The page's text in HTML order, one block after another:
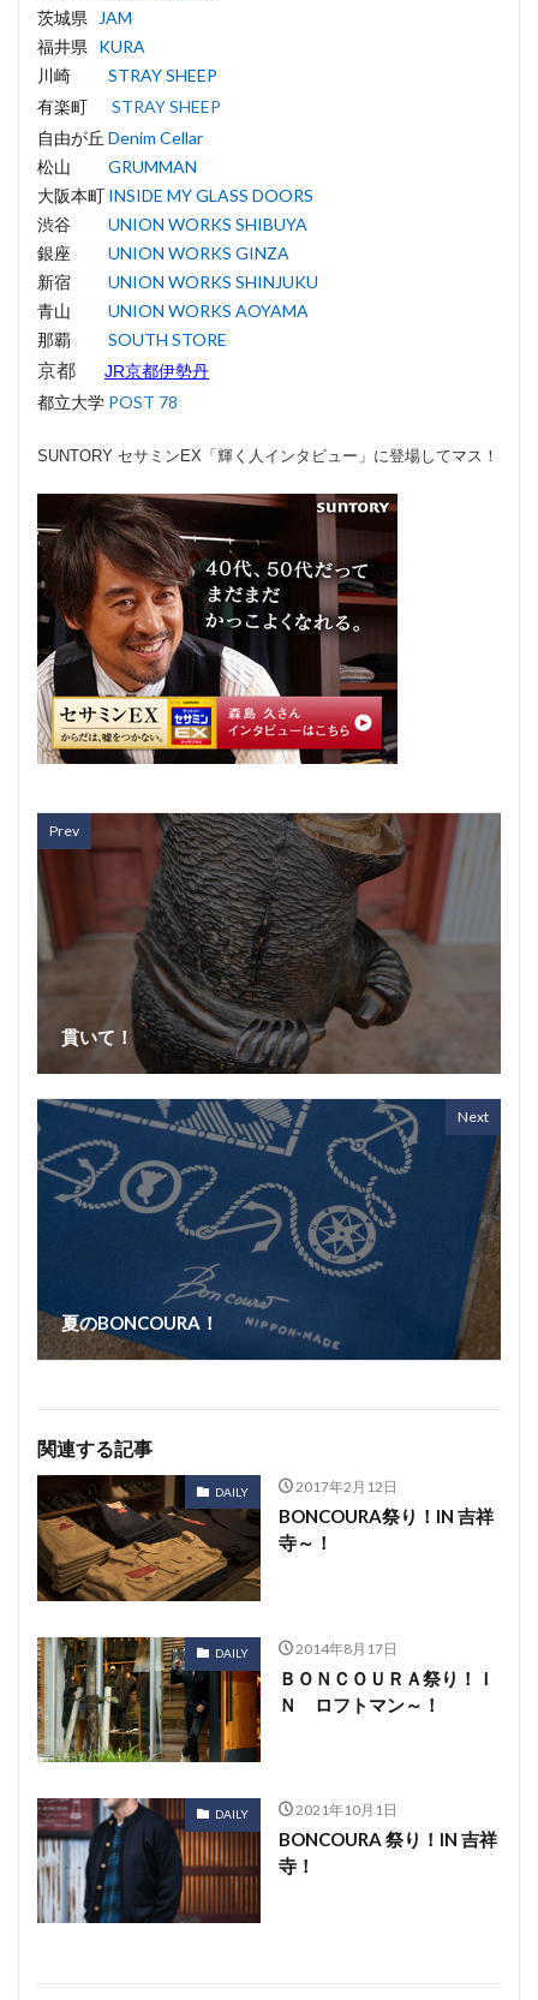
茨城県
JAM
福井県 KURA
川崎 STRAY SHEEP
有楽町
STRAY SHEEP
自由が丘 Denim Cellar
松山 GRUMMAN
大阪本町 INSIDE MY GLASS DOORS
渋谷 UNION WORKS SHIBUYA
銀座 UNION WORKS GINZA
新宿 UNION WORKS SHINJUKU
青山 UNION WORKS AOYAMA
那覇 SOUTH STORE
京都 JR京都伊勢丹
都立大学 POST 78
SUNTORY セサミンEX「輝く人インタビュー」に登場してマス！
Prev
貫いて！
Next
夏のBONCOURA！
関連する記事
DAILY 2017年2月12日
BONCOURA祭り！IN 吉祥
寺～！
DAILY 2014年8月17日
ＢＯＮＣＯＵＲＡ祭り！Ｉ
Ｎ ロフトマン～！
DAILY 2021年10月1日
BONCOURA 祭り！IN 吉祥
寺！